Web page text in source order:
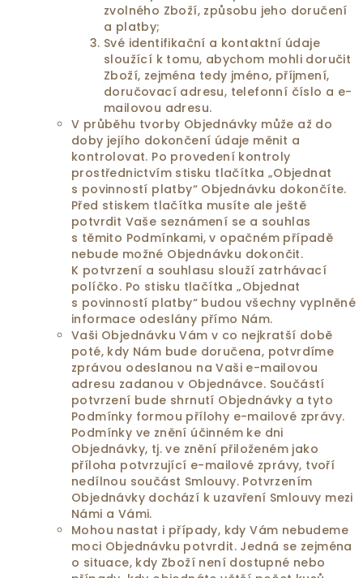
zvolného Zboží, způsobu jeho doručení
a platby;
Své identifikační a kontaktní údaje
sloužící k tomu, abychom mohli doručit
Zboží, zejména tedy jméno, příjmení,
doručovací adresu, telefonní číslo a e-
mailovou adresu.
V průběhu tvorby Objednávky může až do
doby jejího dokončení údaje měnit a
kontrolovat. Po provedení kontroly
prostřednictvím stisku tlačítka „Objednat
s povinností platby“ Objednávku dokončíte.
Před stiskem tlačítka musíte ale ještě
potvrdit Vaše seznámení se a souhlas
s těmito Podmínkami, v opačném případě
nebude možné Objednávku dokončit.
K potvrzení a souhlasu slouží zatrhávací
políčko. Po stisku tlačítka „Objednat
s povinností platby“ budou všechny vyplněné
informace odeslány přímo Nám.
Vaši Objednávku Vám v co nejkratší době
poté, kdy Nám bude doručena, potvrdíme
zprávou odeslanou na Vaši e-mailovou
adresu zadanou v Objednávce. Součástí
potvrzení bude shrnutí Objednávky a tyto
Podmínky formou přílohy e-mailové zprávy.
Podmínky ve znění účinném ke dni
Objednávky, tj. ve znění přiloženém jako
příloha potvrzující e-mailové zprávy, tvoří
nedílnou součást Smlouvy. Potvrzením
Objednávky dochází k uzavření Smlouvy mezi
Námi a Vámi.
Mohou nastat i případy, kdy Vám nebudeme
moci Objednávku potvrdit. Jedná se zejména
o situace, kdy Zboží není dostupné nebo